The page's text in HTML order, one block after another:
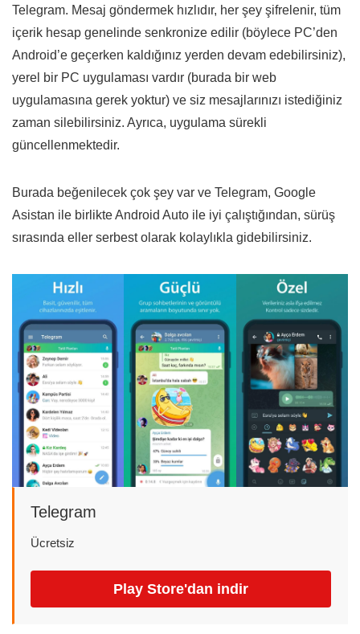
Telegram. Mesaj göndermek hızlıdır, her şey şifrelenir, tüm
içerik hesap genelinde senkronize edilir (böylece PC’den
Android’e geçerken kaldığınız yerden devam edebilirsiniz),
yerel bir PC uygulaması vardır (burada bir web
uygulamasına gerek yoktur) ve siz mesajlarınızı istediğiniz
zaman silebilirsiniz. Ayrıca, uygulama sürekli
güncellenmektedir.
Burada beğenilecek çok şey var ve Telegram, Google
Asistan ile birlikte Android Auto ile iyi çalıştığından, sürüş
sırasında eller serbest olarak kolaylıkla gidebilirsiniz.
Telegram
Ücretsiz
Play Store'dan indir